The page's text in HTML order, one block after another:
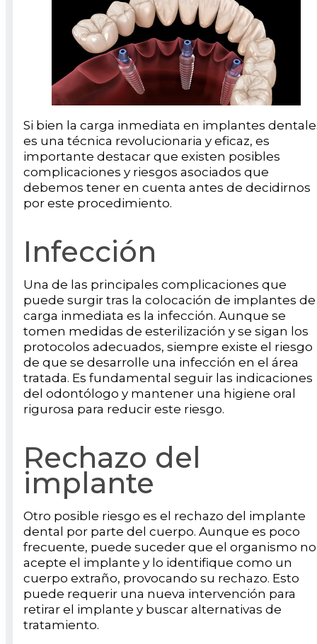
Si bien la carga inmediata en implantes
es una técnica revolucionaria y eficaz, es
importante destacar que existen posibles
complicaciones y riesgos asociados que
debemos tener en cuenta antes de decidirnos
por este procedimiento.
Infección
Una de las principales complicaciones que
puede surgir tras la colocación de implantes de
carga inmediata es la infección. Aunque se
tomen medidas de esterilización y se sigan los
protocolos adecuados, siempre existe el riesgo
de que se desarrolle una infección en el área
tratada. Es fundamental seguir las indicaciones
del odontólogo y mantener una higiene oral
rigurosa para reducir este riesgo.
Rechazo del
implante
Otro posible riesgo es el rechazo del implante
dental por parte del cuerpo. Aunque es poco
frecuente, puede suceder que el organismo no
acepte el implante y lo identifique como un
cuerpo extraño, provocando su rechazo. Esto
puede requerir una nueva intervención para
retirar el implante y buscar alternativas de
tratamiento.